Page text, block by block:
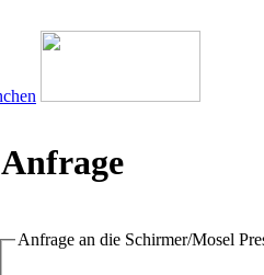
Anfrage
Anfrage an die Schirmer/Mosel